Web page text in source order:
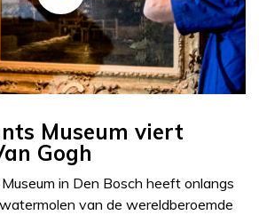
Museum viert
Gogh
in Den Bosch heeft onlangs
van de wereldberoemde